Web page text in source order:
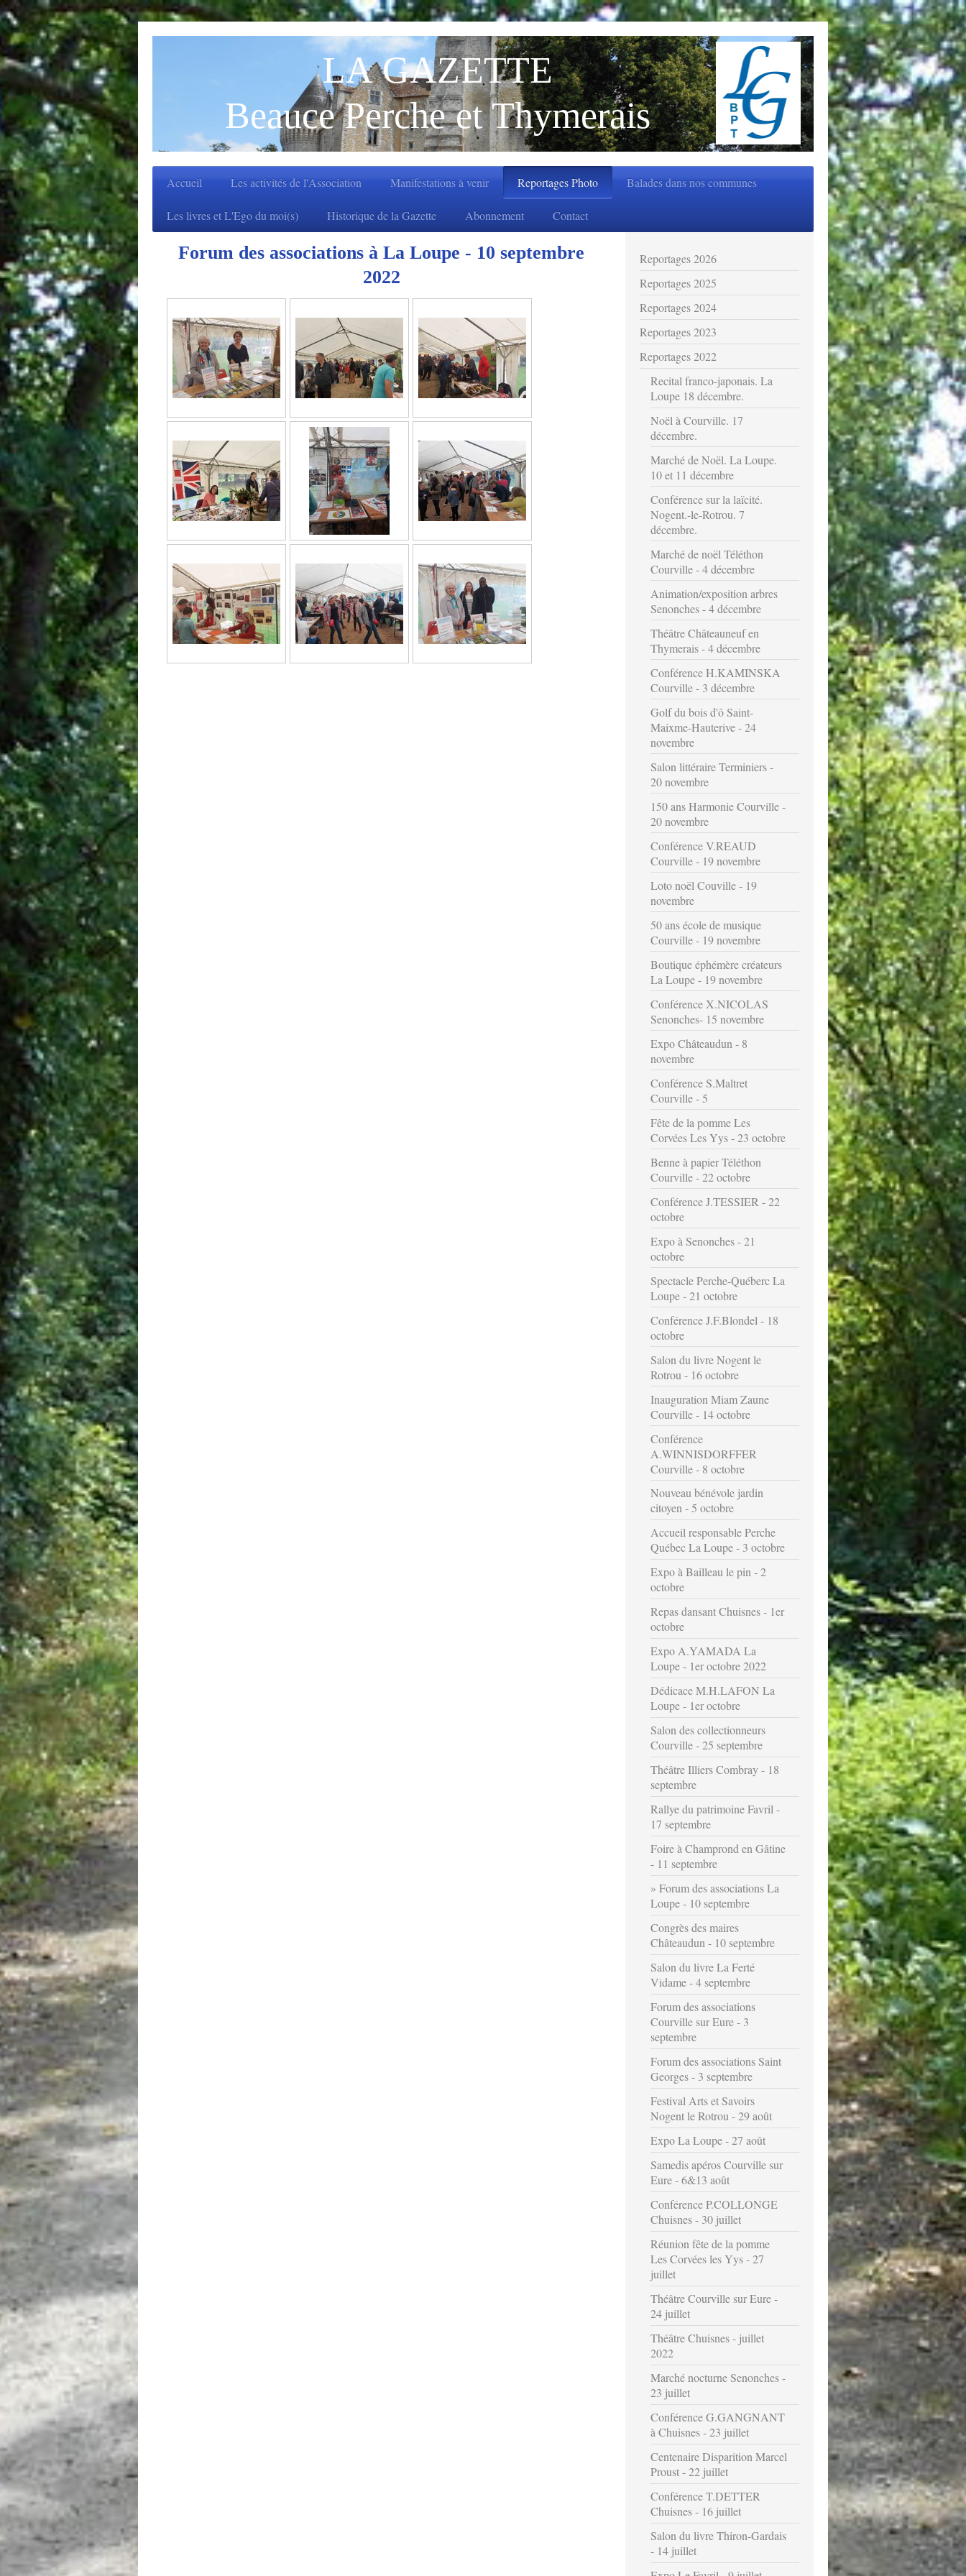
LA GAZETTE
Beauce Perche et Thymerais
Accueil Les activités de l'Association Manifestations à venir Reportages Photo Balades dans nos communes
Les livres et L'Ego du moi(s) Historique de la Gazette Abonnement Contact
Forum des associations à La Loupe - 10 septembre
2022
Reportages 2026
Reportages 2025
Reportages 2024
Reportages 2023
Reportages 2022
Recital franco-japonais. La
Loupe 18 décembre.
Noël à Courville. 17
décembre.
Marché de Noël. La Loupe.
10 et 11 décembre
Conférence sur la laïcité.
Nogent.-le-Rotrou. 7
décembre.
Marché de noël Téléthon
Courville - 4 décembre
Animation/exposition arbres
Senonches - 4 décembre
Théâtre Châteauneuf en
Thymerais - 4 décembre
Conférence H.KAMINSKA
Courville - 3 décembre
Golf du bois d'ô Saint-
Maixme-Hauterive - 24
novembre
Salon littéraire Terminiers -
20 novembre
150 ans Harmonie Courville -
20 novembre
Conférence V.REAUD
Courville - 19 novembre
Loto noël Couville - 19
novembre
50 ans école de musique
Courville - 19 novembre
Boutique éphémère créateurs
La Loupe - 19 novembre
Conférence X.NICOLAS
Senonches- 15 novembre
Expo Châteaudun - 8
novembre
Conférence S.Maltret
Courville - 5
Fête de la pomme Les
Corvées Les Yys - 23 octobre
Benne à papier Téléthon
Courville - 22 octobre
Conférence J.TESSIER - 22
octobre
Expo à Senonches - 21
octobre
Spectacle Perche-Québerc La
Loupe - 21 octobre
Conférence J.F.Blondel - 18
octobre
Salon du livre Nogent le
Rotrou - 16 octobre
Inauguration Miam Zaune
Courville - 14 octobre
Conférence
A.WINNISDORFFER
Courville - 8 octobre
Nouveau bénévole jardin
citoyen - 5 octobre
Accueil responsable Perche
Québec La Loupe - 3 octobre
Expo à Bailleau le pin - 2
octobre
Repas dansant Chuisnes - 1er
octobre
Expo A.YAMADA La
Loupe - 1er octobre 2022
Dédicace M.H.LAFON La
Loupe - 1er octobre
Salon des collectionneurs
Courville - 25 septembre
Théâtre Illiers Combray - 18
septembre
Rallye du patrimoine Favril -
17 septembre
Foire à Champrond en Gâtine
- 11 septembre
Forum des associations La
Loupe - 10 septembre
Congrès des maires
Châteaudun - 10 septembre
Salon du livre La Ferté
Vidame - 4 septembre
Forum des associations
Courville sur Eure - 3
septembre
Forum des associations Saint
Georges - 3 septembre
Festival Arts et Savoirs
Nogent le Rotrou - 29 août
Expo La Loupe - 27 août
Samedis apéros Courville sur
Eure - 6&13 août
Conférence P.COLLONGE
Chuisnes - 30 juillet
Réunion fête de la pomme
Les Corvées les Yys - 27
juillet
Théâtre Courville sur Eure -
24 juillet
Théâtre Chuisnes - juillet
2022
Marché nocturne Senonches -
23 juillet
Conférence G.GANGNANT
à Chuisnes - 23 juillet
Centenaire Disparition Marcel
Proust - 22 juillet
Conférence T.DETTER
Chuisnes - 16 juillet
Salon du livre Thiron-Gardais
- 14 juillet